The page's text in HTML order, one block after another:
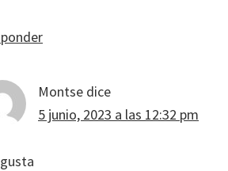
Montse dice
5 junio, 2023 a las 12:32 pm